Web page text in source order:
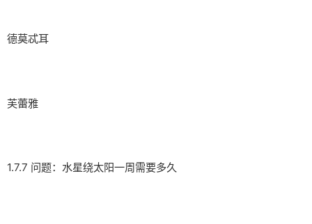
德莫忒耳
芙蕾雅
1.7.7 问题：水星绕太阳一周需要多久